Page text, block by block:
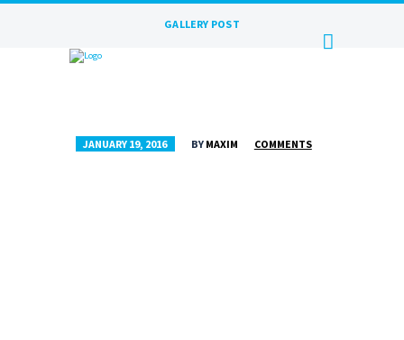
GALLERY POST
JANUARY 19, 2016 BY MAXIM COMMENTS